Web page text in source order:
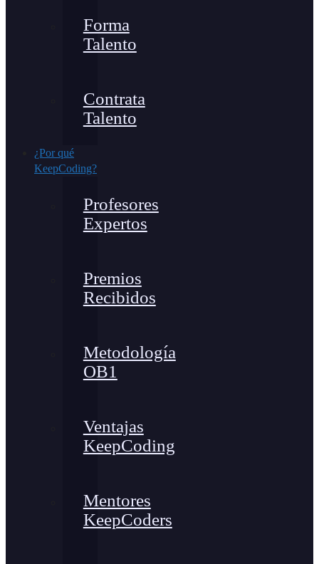
Forma
Talento
Contrata
Talento
¿Por qué
KeepCoding?
Profesores
Expertos
Premios
Recibidos
Metodología
OB1
Ventajas
KeepCoding
Mentores
KeepCoders